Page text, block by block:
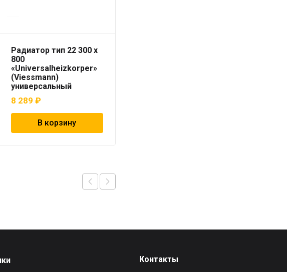
Радиатор тип 22 300 x
800
«Universalheizkorper»
(Viessmann)
универсальный
8 289₽
В корзину
Контакты